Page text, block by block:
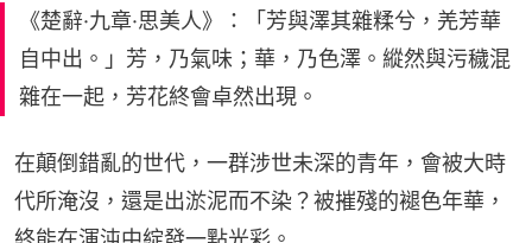
《楚辭·九章·思美人》：「芳與澤其雜糅兮，羌芳華
自中出。」芳，乃氣味；華，乃色澤。縱然與污穢混
雜在一起，芳花終會卓然出現。
在顛倒錯亂的世代，一群涉世未深的青年，會被大時
代所淹沒，還是出淤泥而不染？被摧殘的褪色年華，